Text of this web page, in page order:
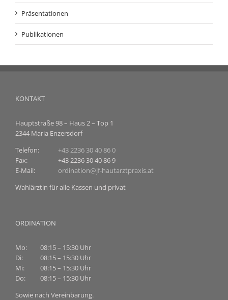
Präsentationen
Publikationen
KONTAKT
Hauptstraße 98 – Haus 2 – Top 1
2344 Maria Enzersdorf
Telefon:
Fax:
E-Mail:
+43 2236 30 40 86 0
+43 2236 30 40 86 9
ordination@jf-hautarztpraxis.at
Wahlärztin für alle Kassen und privat
ORDINATION
Mo:
Di:
Mi:
Do:
08:15 – 15:30 Uhr
08:15 – 15:30 Uhr
08:15 – 15:30 Uhr
08:15 – 15:30 Uhr
Sowie nach Vereinbarung.